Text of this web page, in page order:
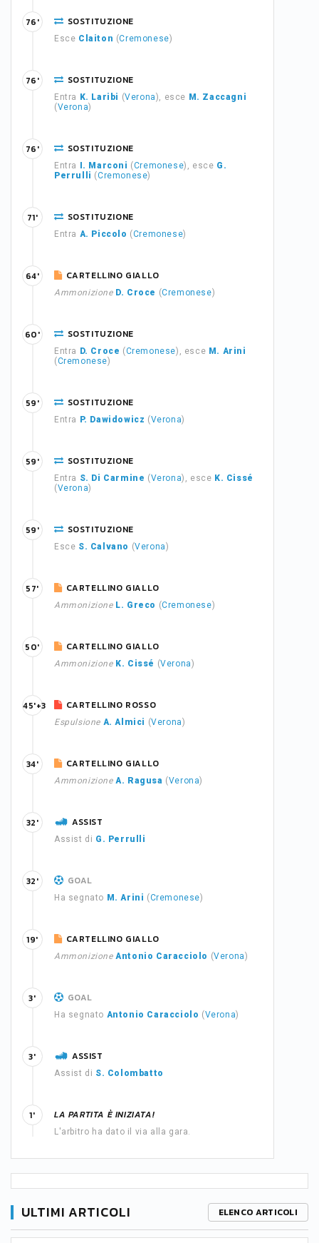
SOSTITUZIONE
Esce Claiton (Cremonese)
76'
SOSTITUZIONE
Entra K. Laribi (Verona), esce M. Zaccagni
(Verona)
76'
SOSTITUZIONE
Entra I. Marconi (Cremonese), esce G.
Perrulli (Cremonese)
76'
SOSTITUZIONE
Entra A. Piccolo (Cremonese)
71'
CARTELLINO GIALLO
Ammonizione D. Croce (Cremonese)
64'
SOSTITUZIONE
Entra D. Croce (Cremonese), esce M. Arini
(Cremonese)
60'
SOSTITUZIONE
Entra P. Dawidowicz (Verona)
59'
SOSTITUZIONE
Entra S. Di Carmine (Verona), esce K. Cissé
(Verona)
59'
SOSTITUZIONE
Esce S. Calvano (Verona)
59'
CARTELLINO GIALLO
Ammonizione L. Greco (Cremonese)
57'
CARTELLINO GIALLO
Ammonizione K. Cissé (Verona)
50'
CARTELLINO ROSSO
Espulsione A. Almici (Verona)
45'+3
CARTELLINO GIALLO
Ammonizione A. Ragusa (Verona)
34'
ASSIST
Assist di G. Perrulli
32'
GOAL
Ha segnato M. Arini (Cremonese)
32'
CARTELLINO GIALLO
Ammonizione Antonio Caracciolo (Verona)
19'
GOAL
Ha segnato Antonio Caracciolo (Verona)
3'
ASSIST
Assist di S. Colombatto
3'
LA PARTITA È INIZIATA!
L'arbitro ha dato il via alla gara.
1'
ULTIMI ARTICOLI ELENCO ARTICOLI